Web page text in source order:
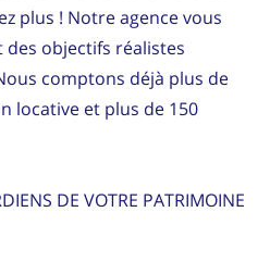
plus ! Notre agence vous
objectifs réalistes
comptons déjà plus de
locative et plus de 150
DE VOTRE PATRIMOINE